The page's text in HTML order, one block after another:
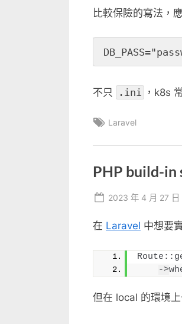
比較保險的寫法，
不只 .ini ，k8s
Tags:
Laravel
PHP build-in
Posted
2023 年 4 月 27 日
在 Laravel 中想要
->
但在 local 的環境